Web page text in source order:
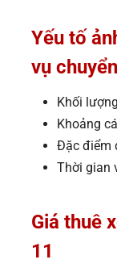
Yếu tố
vụ
Khối
Khoảng
Đặc điểm
Thời gian
Giá thuê
11